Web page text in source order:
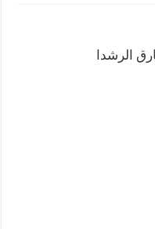
بل الإنصهار الوطني والدولة
المضرة من مسيحية النظام
و المبادئ الانسانية التي تجعل
الرشدا